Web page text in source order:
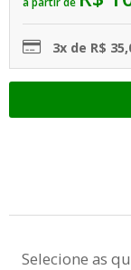
3x de R$
Selecione as